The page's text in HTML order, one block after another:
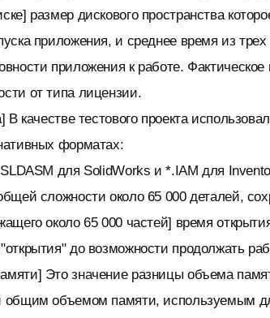
размер дискового пространства
приложения, и среднее время из
приложения к работе.
от типа лицензии.
В качестве тестового проекта
форматах:
для SolidWorks и *.IAM для
сложности около 65 000 деталей,
около 65 000 частей] время
до возможности продолжать
Это значение разницы объема
общим объемом памяти, используемым